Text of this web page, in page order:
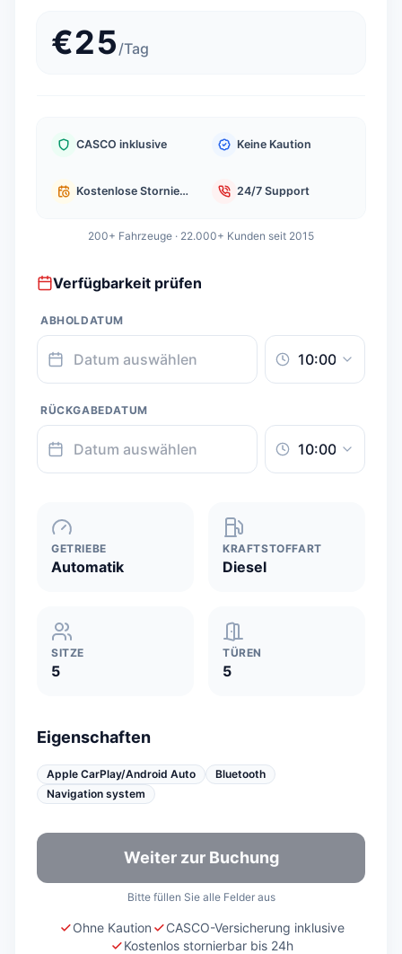
€25 /Tag
CASCO inklusive Keine Kaution
Kostenlose Stornierung 24/7 Support
200+ Fahrzeuge · 22.000+ Kunden seit 2015
Verfügbarkeit prüfen
ABHOLDATUM
RÜCKGABEDATUM
GETRIEBE
Automatik
KRAFTSTOFFART
Diesel
SITZE
5
TÜREN
5
Eigenschaften
Apple CarPlay/Android Auto
Bluetooth
Navigation system
Weiter zur Buchung
Bitte füllen Sie alle Felder aus
Ohne Kaution
CASCO-Versicherung inklusive
Kostenlos stornierbar bis 24h